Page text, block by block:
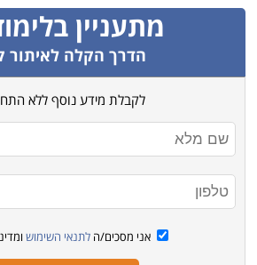
מתעניין
הדרך הקלה לאיתור
לקבלת מידע נוסף ללא
אני מסכים/ה לתנאי השימוש